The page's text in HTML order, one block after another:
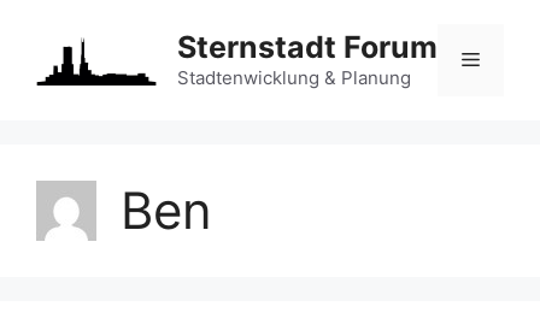
springen
Sternstadt Forum
Stadtenwicklung & Planung
Menü
Ben